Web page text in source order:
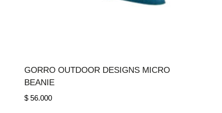
GORRO OUTDOOR DESIGNS MICRO
BEANIE
$56.000